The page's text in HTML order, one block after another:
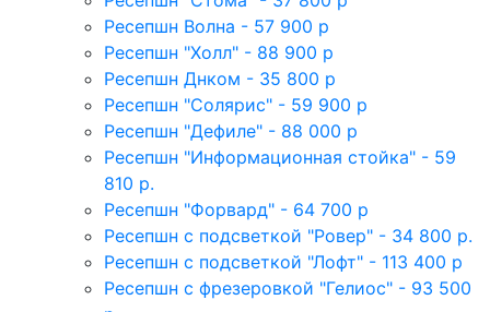
Ресепшн Волна - 57 900 р
Ресепшн "Холл" - 88 900 р
Ресепшн Днком - 35 800 р
Ресепшн "Солярис" - 59 900 р
Ресепшн "Дефиле" - 88 000 р
Ресепшн "Информационная стойка" - 59
810 р.
Ресепшн "Форвард" - 64 700 р
Ресепшн с подсветкой "Ровер" - 34 800 р.
Ресепшн с подсветкой "Лофт" - 113 400 р
Ресепшн с фрезеровкой "Гелиос" - 93 500